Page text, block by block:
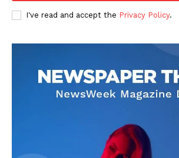
I've read and accept the Privacy Policy.